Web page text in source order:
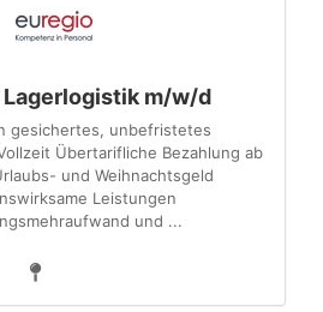
m/w/d
gesichertes, unbefristetes
Übertarifliche Bezahlung ab
und Weihnachtsgeld
Leistungen
und ...